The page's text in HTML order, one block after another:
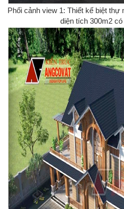
Phối cảnh view 1: Thiết kế biệt
diện tích 300m2